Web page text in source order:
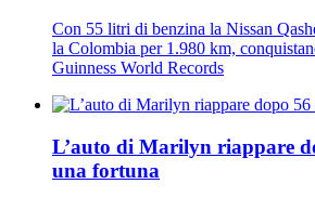
Con 55 litri di benzina la Nissan
la Colombia per 1.980 km,
Guinness World Records
L’auto di Marilyn riappare
una fortuna